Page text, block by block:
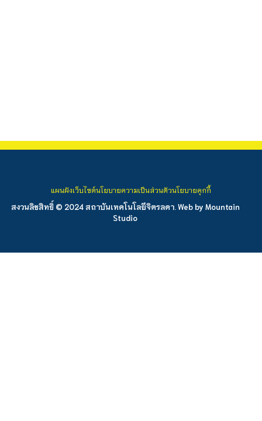
สงวนลิขสิทธิ์ © 2024 สถาบันเทคโนโลยีจิตรลดา. Web by Mountain
Studio
แผนผังเว็บไซต์นโยบายความเป็นส่วนตัวนโยบายคุกกี้